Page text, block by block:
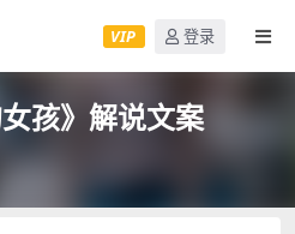
VIP 登录
孩》解说文案